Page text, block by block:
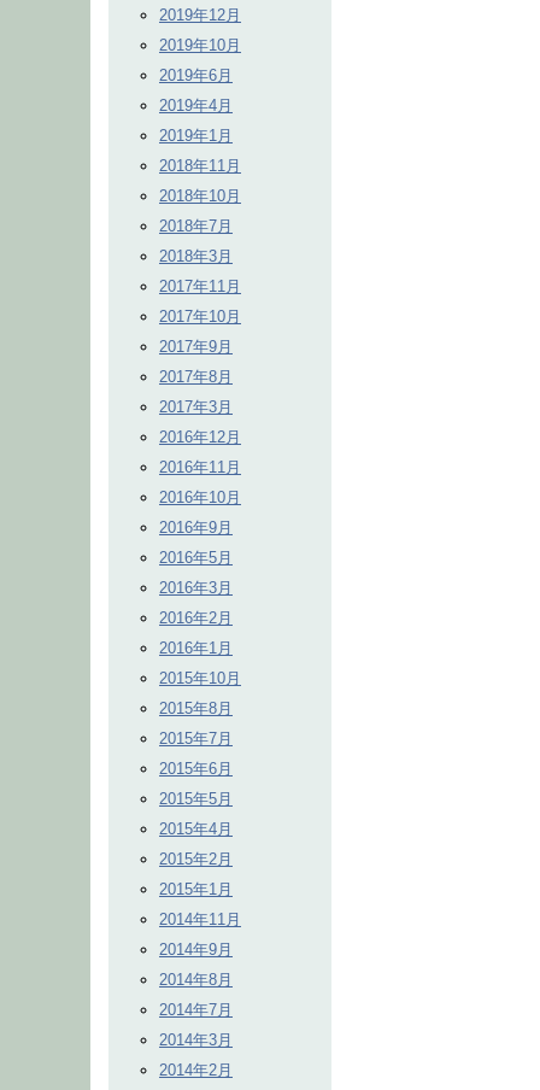
2019年12月
2019年10月
2019年6月
2019年4月
2019年1月
2018年11月
2018年10月
2018年7月
2018年3月
2017年11月
2017年10月
2017年9月
2017年8月
2017年3月
2016年12月
2016年11月
2016年10月
2016年9月
2016年5月
2016年3月
2016年2月
2016年1月
2015年10月
2015年8月
2015年7月
2015年6月
2015年5月
2015年4月
2015年2月
2015年1月
2014年11月
2014年9月
2014年8月
2014年7月
2014年3月
2014年2月